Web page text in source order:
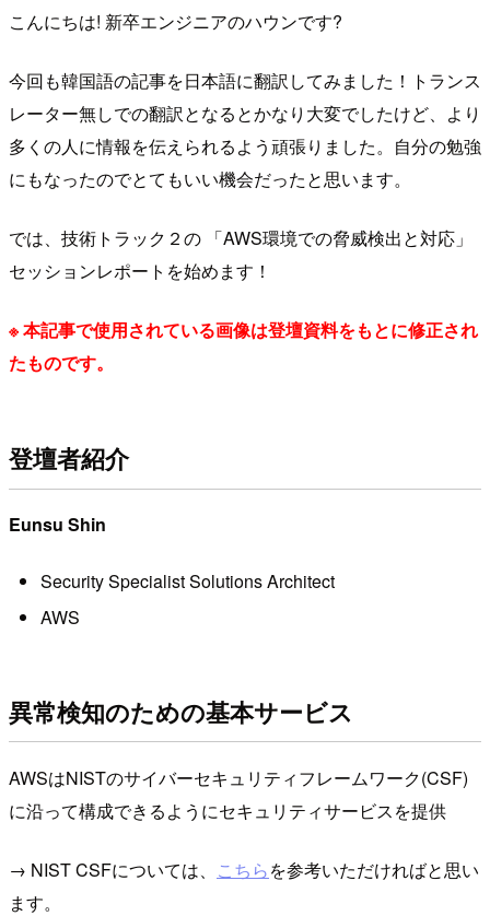
こんにちは! 新卒エンジニアのハウンです?
今回も韓国語の記事を日本語に翻訳してみました！トランス
レーター無しでの翻訳となるとかなり大変でしたけど、より
多くの人に情報を伝えられるよう頑張りました。自分の勉強
にもなったのでとてもいい機会だったと思います。
では、技術トラック２の 「AWS環境での脅威検出と対応」
セッションレポートを始めます！
※ 本記事で使用されている画像は登壇資料をもとに修正され
たものです。
登壇者紹介
Eunsu Shin
Security Specialist Solutions Architect
AWS
異常検知のための基本サービス
AWSはNISTのサイバーセキュリティフレームワーク(CSF)
に沿って構成できるようにセキュリティサービスを提供
→ NIST CSFについては、 こちらを参考いただければと思い
ます。